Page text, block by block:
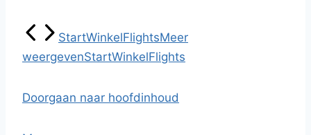
StartWinkelFlightsMeer
weergevenStartWinkelFlights
Doorgaan naar hoofdinhoud